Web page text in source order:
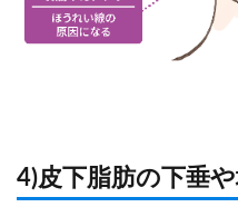
4)皮下脂肪の下垂や